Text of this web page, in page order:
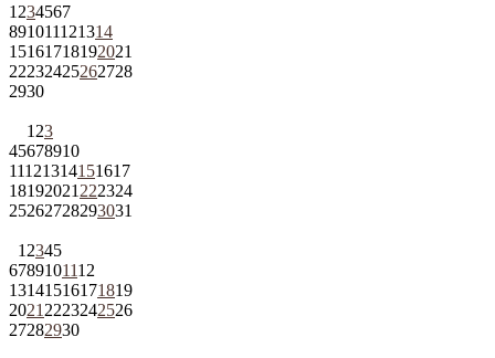
1 234567
891011121314
15161718192021
22232425262728
2930
1 23
45678910
11121314151617
18192021 222324
25262728293031
1 2345
6789101112
13141516171819
2021 2223242526
27282930